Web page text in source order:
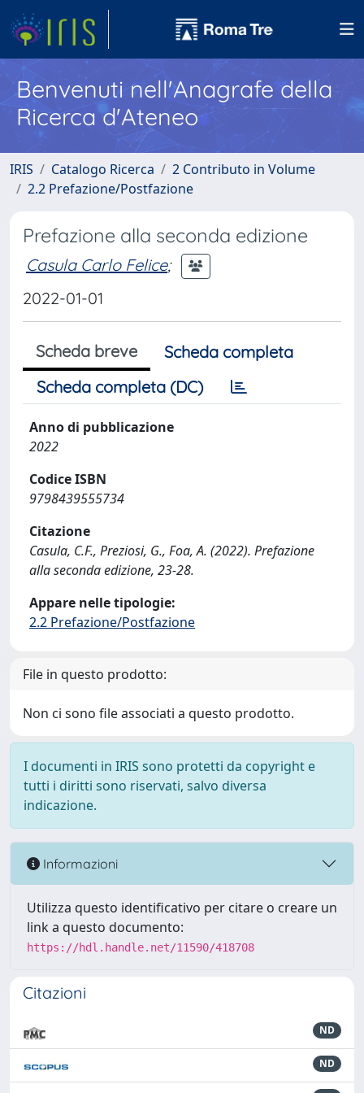
Benvenuti nell'Anagrafe della
Ricerca d'Ateneo
IRIS Catalogo Ricerca
2 Contributo in Volume
2.2 Prefazione/Postfazione
Prefazione alla seconda edizione
Casula Carlo Felice;
2022-01-01
Scheda breve
Scheda completa
Scheda completa (DC)
Anno di pubblicazione
2022
Codice ISBN
9798439555734
Citazione
Casula, C.F., Preziosi, G., Foa, A. (2022). Prefazione
alla seconda edizione, 23-28.
Appare nelle tipologie:
2.2 Prefazione/Postfazione
File in questo prodotto:
Non ci sono file associati a questo prodotto.
I documenti in IRIS sono protetti da copyright e
tutti i diritti sono riservati, salvo diversa
indicazione.
Informazioni
Utilizza questo identificativo per citare o creare un
link a questo documento:
https://hdl.handle.net/11590/418708
Citazioni
ND
ND